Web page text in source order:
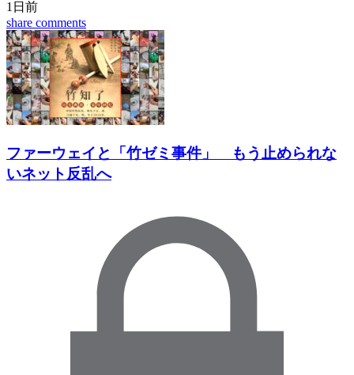
1日前
share comments
ファーウェイと「竹ゼミ事件」 もう止められな
いネット反乱へ